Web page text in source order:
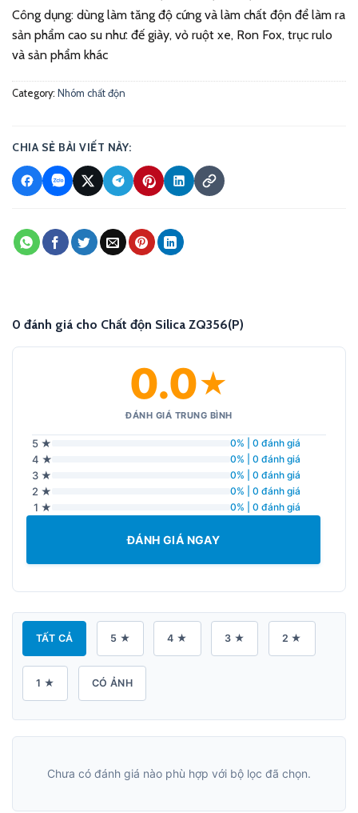
Công dụng: dùng làm tăng độ cứng và làm chất độn để làm ra
sản phẩm cao su như: đế giày, vỏ ruột xe, Ron Fox, trục rulo
và sản phẩm khác
Category: Nhóm chất độn
CHIA SẺ BÀI VIẾT NÀY:
0 đánh giá cho Chất độn Silica ZQ356(P)
0.0★
ĐÁNH GIÁ TRUNG BÌNH
5 ★ 0% | 0 đánh giá
4 ★ 0% | 0 đánh giá
3 ★ 0% | 0 đánh giá
2 ★ 0% | 0 đánh giá
1 ★ 0% | 0 đánh giá
ĐÁNH GIÁ NGAY
TẤT CẢ 5 ★ 4 ★ 3 ★ 2 ★
1 ★ CÓ ẢNH
Chưa có đánh giá nào phù hợp với bộ lọc đã chọn.